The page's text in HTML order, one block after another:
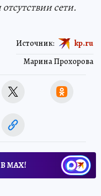
сети.
Марина Прохорова
Источник: kp.ru
МАХ!